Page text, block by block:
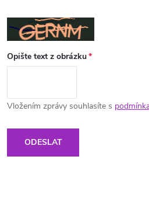
Opište text z obrázku
Vložením zprávy souhlasíte s
ODESLAT